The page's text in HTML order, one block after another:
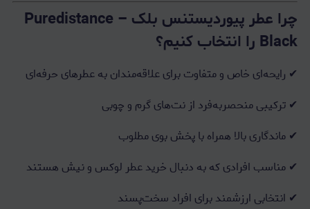
چرا عطر پیوردیستنس بلک – Puredistance
Black را انتخاب کنیم؟
✔ رایحه‌ای خاص و متفاوت برای علاقه‌مندان به عطرهای حرفه‌ای
✔ ترکیبی منحصربه‌فرد از نت‌های گرم و چوبی
✔ ماندگاری بالا همراه با پخش بوی مطلوب
✔ مناسب افرادی که به دنبال خرید عطر لوکس و نیش هستند
✔ انتخابی ارزشمند برای افراد سخت‌پسند